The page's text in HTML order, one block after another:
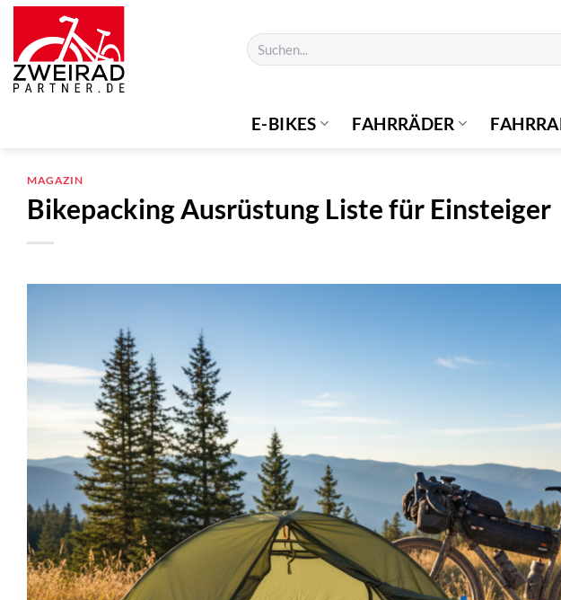
Zum
Inhalt
springen
Suchen
nach:
E-BIKES FAHRRÄDER
MAGAZIN
Bikepacking Ausrüstung Liste für Einsteiger